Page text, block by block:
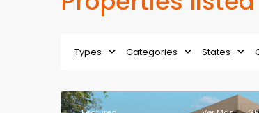
Types Categories States